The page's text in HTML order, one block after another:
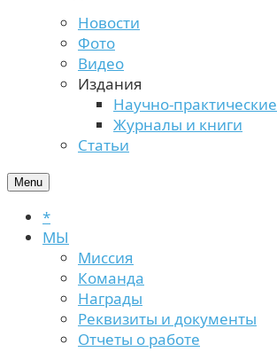
Новости
Фото
Видео
Издания
Научно-практические
Журналы и книги
Статьи
Menu
*
МЫ
Миссия
Команда
Награды
Реквизиты и документы
Отчеты о работе